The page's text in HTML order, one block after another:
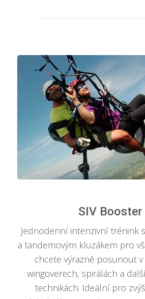
SIV Booster
Jednodenní intenzivní trénink
a tandemovým kluzákem pro
chcete výrazně posunout
wingoverech, spirálách a
technikách. Ideální pro